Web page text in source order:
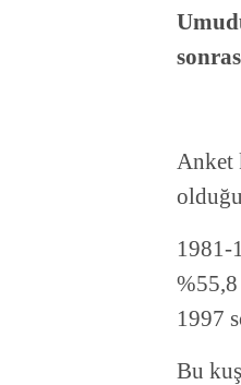
Anket
1981-
%55,8
1997
Bu